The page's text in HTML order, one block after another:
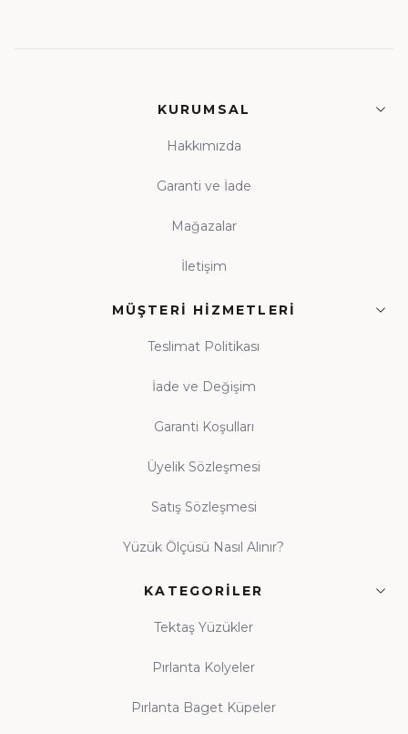
KURUMSAL
Hakkımızda
Garanti ve İade
Mağazalar
İletişim
MÜŞTERI HIZMETLERI
Teslimat Politikası
İade ve Değişim
Garanti Koşulları
Üyelik Sözleşmesi
Satış Sözleşmesi
Yüzük Ölçüsü Nasıl Alınır?
KATEGORILER
Tektaş Yüzükler
Pırlanta Kolyeler
Pırlanta Baget Küpeler